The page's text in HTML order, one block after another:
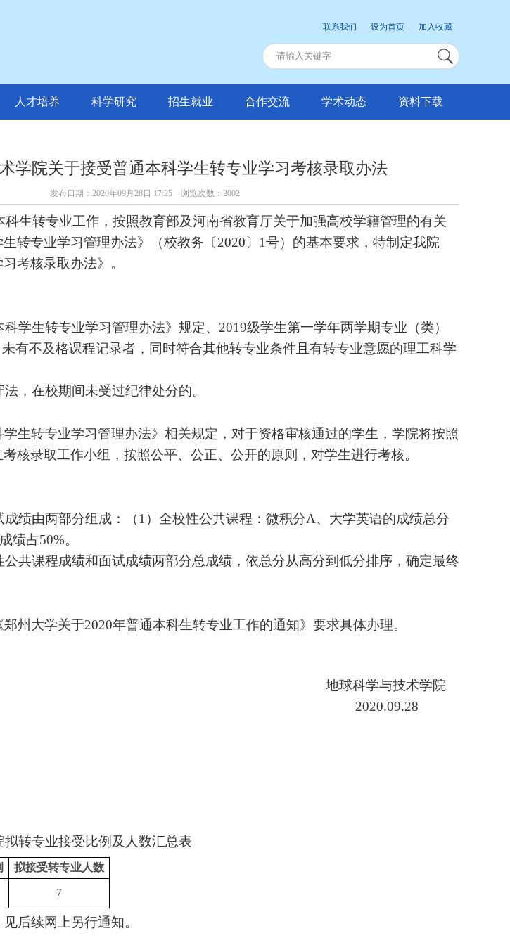
联系我们 设为首页 加入收藏
人才培养 科学研究 招生就业 合作交流 学术动态 资料下载
学院关于接受普通本科学生转专业学习考核录取办法
发布日期：2020年09月28日 17:25 浏览次数： 2002
科生转专业工作，按照教育部及河南省教育厅关于加强高校学籍管理的有关
转专业学习管理办法》（校教务〔2020〕1号）的基本要求，特制定我院
考核录取办法》。
学生转专业学习管理办法》规定、2019级学生第一学年两学期专业（类）
有不及格课程记录者，同时符合其他转专业条件且有转专业意愿的理工科学
，在校期间未受过纪律处分的。
生转专业学习管理办法》相关规定，对于资格审核通过的学生，学院将按照
核录取工作小组，按照公平、公正、公开的原则，对学生进行考核。
成绩由两部分组成：（1）全校性公共课程：微积分A、大学英语的成绩总分
绩占50%。
共课程成绩和面试成绩两部分总成绩，依总分从高分到低分排序，确定最终
州大学关于2020年普通本科生转专业工作的通知》要求具体办理。
地球科学与技术学院
2020.09.28
转专业接受比例及人数汇总表
拟接受转专业人数
7
后续网上另行通知。